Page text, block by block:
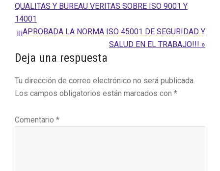
anterior:
QUALITAS Y BUREAU VERITAS SOBRE ISO 9001 Y
14001
Siguiente
¡¡¡APROBADA LA NORMA ISO 45001 DE SEGURIDAD Y
SALUD EN EL TRABAJO!!! »
Interacciones
con
los
Deja una respuesta
Tu dirección de correo electrónico no será publicada.
Los campos obligatorios están marcados con *
Comentario *